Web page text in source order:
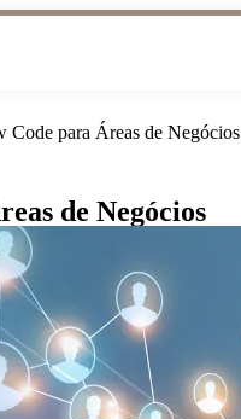
Code para Áreas de Negócios
de Negócios